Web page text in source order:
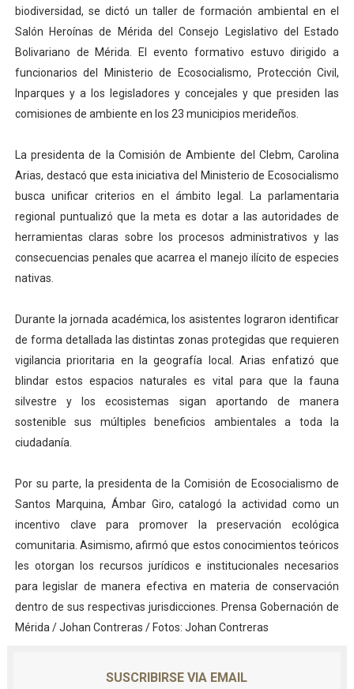
Plan Vacacional "Venezuela Ríe 2026" brinda
Iniciación al yoga reúne a diversos clubes deportivos
Mincomunas impulsa el autogobierno en Mérida con
Dictan MasterClass en el marco del Encuentro LAGO
biodiversidad, se dictó un taller de formación ambiental en el
Salón Heroínas de Mérida del Consejo Legislativo del Estado
Bolivariano de Mérida. El evento formativo estuvo dirigido a
funcionarios del Ministerio de Ecosocialismo, Protección Civil,
Inparques y a los legisladores y concejales y que presiden las
comisiones de ambiente en los 23 municipios merideños.
La presidenta de la Comisión de Ambiente del Clebm, Carolina
Arias, destacó que esta iniciativa del Ministerio de Ecosocialismo
busca unificar criterios en el ámbito legal. La parlamentaria
regional puntualizó que la meta es dotar a las autoridades de
herramientas claras sobre los procesos administrativos y las
consecuencias penales que acarrea el manejo ilícito de especies
nativas.
Durante la jornada académica, los asistentes lograron identificar
de forma detallada las distintas zonas protegidas que requieren
vigilancia prioritaria en la geografía local. Arias enfatizó que
blindar estos espacios naturales es vital para que la fauna
silvestre y los ecosistemas sigan aportando de manera
sostenible sus múltiples beneficios ambientales a toda la
ciudadanía.
Por su parte, la presidenta de la Comisión de Ecosocialismo de
Santos Marquina, Ámbar Giro, catalogó la actividad como un
incentivo clave para promover la preservación ecológica
comunitaria. Asimismo, afirmó que estos conocimientos teóricos
les otorgan los recursos jurídicos e institucionales necesarios
para legislar de manera efectiva en materia de conservación
dentro de sus respectivas jurisdicciones. Prensa Gobernación de
Mérida / Johan Contreras / Fotos: Johan Contreras
SUSCRIBIRSE VIA EMAIL